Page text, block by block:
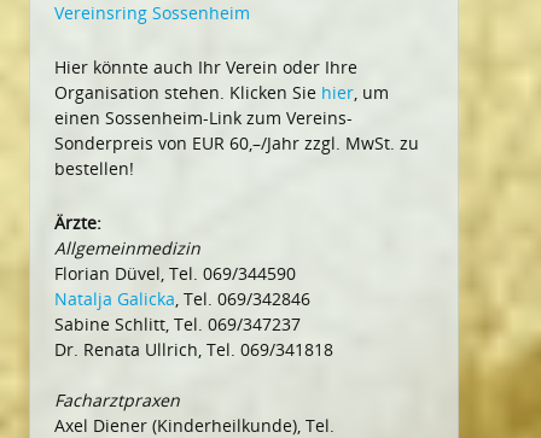
Vereinsring Sossenheim
Hier könnte auch Ihr Verein oder Ihre
Organisation stehen. Klicken Sie hier, um
einen Sossenheim-Link zum Vereins-
Sonderpreis von EUR 60,–/Jahr zzgl. MwSt. zu
bestellen!
Ärzte:
Allgemeinmedizin
Florian Düvel, Tel. 069/344590
Natalja Galicka, Tel. 069/342846
Sabine Schlitt, Tel. 069/347237
Dr. Renata Ullrich, Tel. 069/341818
Facharztpraxen
Axel Diener (Kinderheilkunde), Tel.